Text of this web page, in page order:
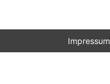
Impressum